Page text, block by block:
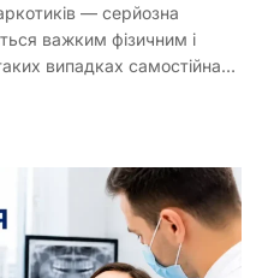
— серйозна
важким фізичним і
випадках самостійна…